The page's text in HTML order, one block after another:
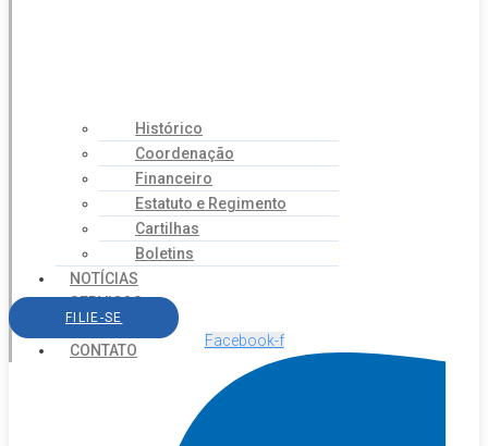
Histórico
Coordenação
Financeiro
Estatuto e Regimento
Cartilhas
Boletins
NOTÍCIAS
SERVIÇOS
AGENDA
CONTATO
FILIE-SE
Facebook-f